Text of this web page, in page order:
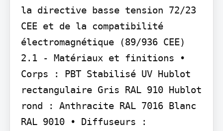
la directive basse tension 72/23
CEE et de la compatibilité
électromagnétique (89/936 CEE)
2.1 - Matériaux et finitions •
Corps : PBT Stabilisé UV Hublot
rectangulaire Gris RAL 910 Hublot
rond : Anthracite RAL 7016 Blanc
RAL 9010 • Diffuseurs :